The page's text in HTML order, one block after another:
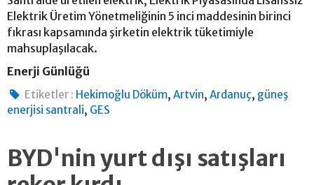
Elektrik Üretim Yönetmeliğinin 5 inci maddesinin birinci
fıkrası kapsamında şirketin elektrik tüketimiyle
mahsuplaşılacak.
Enerji Günlüğü
Etiketler : Hekimoğlu Döküm,Artvin,Ardanuç, güneş
enerjisi santrali, GES
BYD'nin yurt dışı satışları